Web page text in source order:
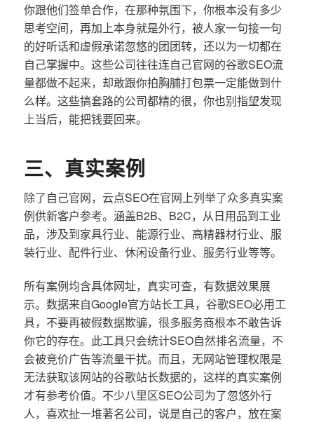
你跟他们签单合作，在那种氛围下，你根本没有多少
思考空间，再加上本身就是外行，被人家一句接一句
的好听话和虚假承诺忽悠的团团转，还以为一切都在
自己掌握中。这些公司往往连自己官网的谷歌SEO流
量都做不起来，却敢跟你拍胸脯打包票一定能做到什
么样。这些搞套路的公司都精的很，你也别指望发现
上当后，能把钱要回来。
三、真实案例
除了自己官网，云点SEO在官网上列举了众多真实案
例供新客户参考。涵盖B2B、B2C，从日用品到工业
品，涉及到家具行业、能源行业、高精器材行业、服
装行业、配件行业、休闲设备行业、服务行业等等。
所有案例均含具体网址，真实可查，有数据效果展
示。数据来自Google官方站长工具，谷歌SEO必用工
具，不要再被假数据欺骗，很多服务商根本不敢告诉
你它的存在。此工具只会统计SEO自然排名流量，不
会被竞价广告等流量干扰。而且，无网站管理权限是
无法获取该网站的谷歌站长数据的，这样的真实案例
才有参考价值。不少八里区SEO公司为了忽悠外行
人，喜欢扯一堆著名公司，说是自己的客户，放在案